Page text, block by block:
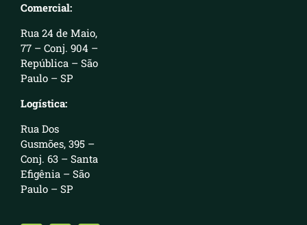
Comercial:
Rua 24 de Maio,
77 – Conj. 904 –
República – São
Paulo – SP
Logística:
Rua Dos
Gusmões, 395 –
Conj. 63 – Santa
Efigênia – São
Paulo – SP